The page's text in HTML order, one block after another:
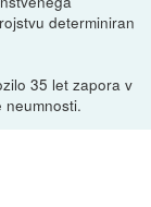
determiniran
35 let zapora v
neumnosti.